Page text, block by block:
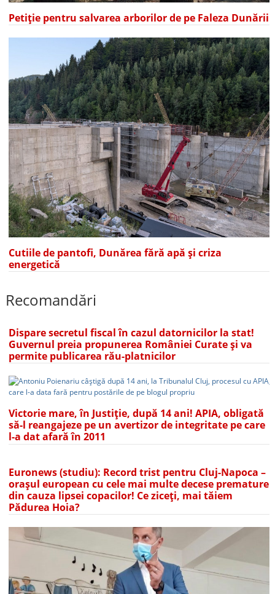
Petiție pentru salvarea arborilor de pe Faleza Dunării
Cutiile de pantofi, Dunărea fără apă și criza
energetică
Recomandări
Dispare secretul fiscal în cazul datornicilor la stat!
Guvernul preia propunerea României Curate și va
permite publicarea rău-platnicilor
Victorie mare, în Justiție, după 14 ani! APIA, obligată
să-l reangajeze pe un avertizor de integritate pe care
l-a dat afară în 2011
Euronews (studiu): Record trist pentru Cluj-Napoca –
orașul european cu cele mai multe decese premature
din cauza lipsei copacilor! Ce ziceți, mai tăiem
Pădurea Hoia?